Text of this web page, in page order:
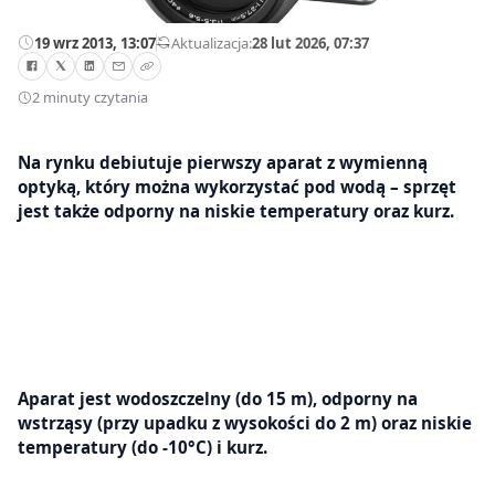
19 wrz 2013, 13:07—Aktualizacja:28 lut 2026, 07:37
2 minuty czytania
Na rynku debiutuje pierwszy aparat z wymienną
optyką, który można wykorzystać pod wodą – sprzęt
jest także odporny na niskie temperatury oraz kurz.
Aparat jest wodoszczelny (do 15 m), odporny na
wstrząsy (przy upadku z wysokości do 2 m) oraz niskie
temperatury (do -10°C) i kurz.